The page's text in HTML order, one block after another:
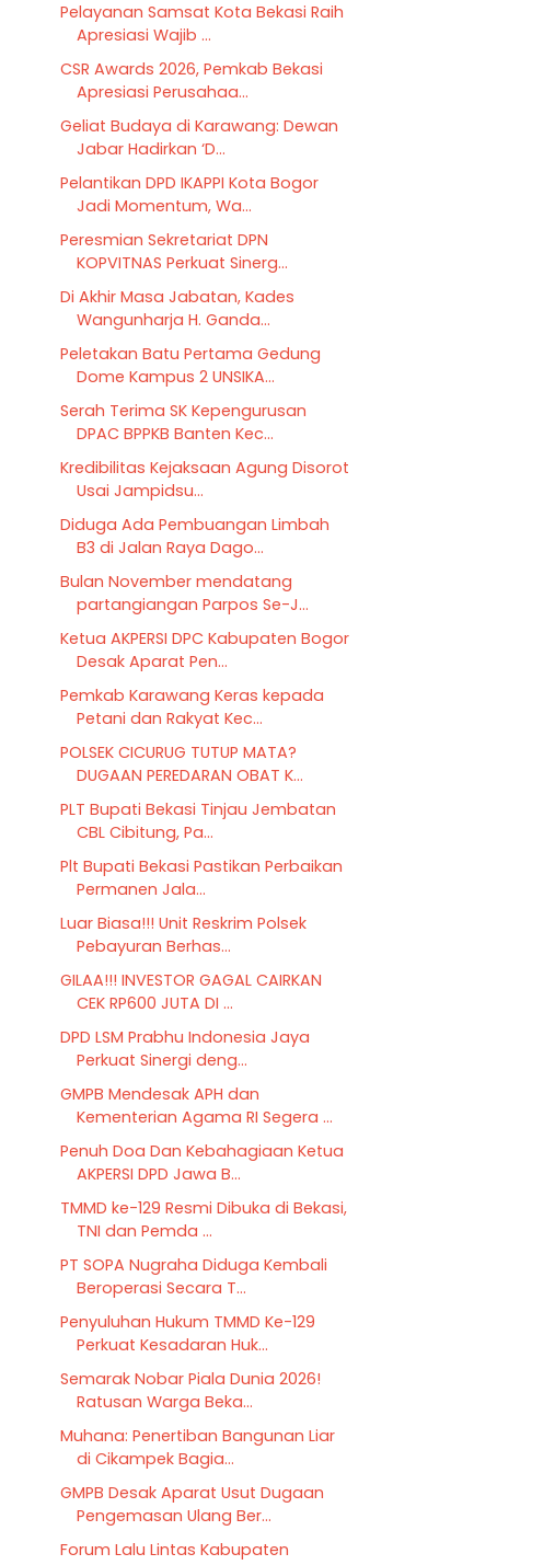
Pelayanan Samsat Kota Bekasi Raih
Apresiasi Wajib ...
CSR Awards 2026, Pemkab Bekasi
Apresiasi Perusahaa...
Geliat Budaya di Karawang: Dewan
Jabar Hadirkan ‘D...
Pelantikan DPD IKAPPI Kota Bogor
Jadi Momentum, Wa...
Peresmian Sekretariat DPN
KOPVITNAS Perkuat Sinerg...
‎Di Akhir Masa Jabatan, Kades
Wangunharja H. Ganda...
Peletakan Batu Pertama Gedung
Dome Kampus 2 UNSIKA...
Serah Terima SK Kepengurusan
DPAC BPPKB Banten Kec...
Kredibilitas Kejaksaan Agung Disorot
Usai Jampidsu...
Diduga Ada Pembuangan Limbah
B3 di Jalan Raya Dago...
Bulan November mendatang
partangiangan Parpos Se-J...
Ketua AKPERSI DPC Kabupaten Bogor
Desak Aparat Pen...
Pemkab Karawang Keras kepada
Petani dan Rakyat Kec...
POLSEK CICURUG TUTUP MATA?
DUGAAN PEREDARAN OBAT K...
PLT Bupati Bekasi Tinjau Jembatan
CBL Cibitung, Pa...
Plt Bupati Bekasi Pastikan Perbaikan
Permanen Jala...
Luar Biasa!!! Unit Reskrim Polsek
Pebayuran Berhas...
GILAA!!! INVESTOR GAGAL CAIRKAN
CEK RP600 JUTA DI ...
DPD LSM Prabhu Indonesia Jaya
Perkuat Sinergi deng...
GMPB Mendesak APH dan
Kementerian Agama RI Segera ...
Penuh Doa Dan Kebahagiaan Ketua
AKPERSI DPD Jawa B...
TMMD ke-129 Resmi Dibuka di Bekasi,
TNI dan Pemda ...
PT SOPA Nugraha Diduga Kembali
Beroperasi Secara T...
Penyuluhan Hukum TMMD Ke-129
Perkuat Kesadaran Huk...
Semarak Nobar Piala Dunia 2026!
Ratusan Warga Beka...
Muhana: Penertiban Bangunan Liar
di Cikampek Bagia...
GMPB Desak Aparat Usut Dugaan
Pengemasan Ulang Ber...
Forum Lalu Lintas Kabupaten